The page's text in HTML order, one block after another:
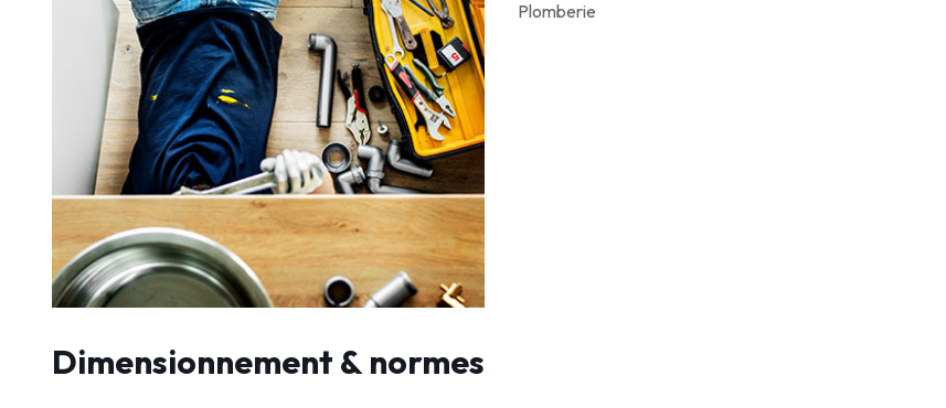
Dimensionnement & normes